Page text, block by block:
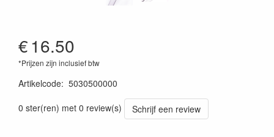
€16.50
*Prijzen zijn inclusief btw
Artikelcode: 5030500000
0 ster(ren) met 0 review(s)
Schrijf een review